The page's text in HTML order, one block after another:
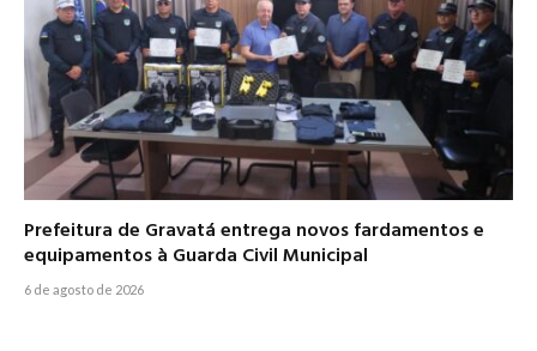
Prefeitura de Gravatá entrega novos fardamentos e
equipamentos à Guarda Civil Municipal
6 de agosto de 2026